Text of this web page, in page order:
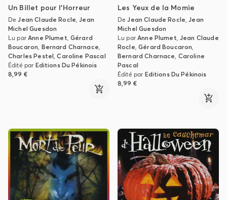
Un Billet pour l'Horreur
DeJean Claude Rocle,Jean
Michel Guesdon
Lu parAnne Plumet,Gérard
Boucaron, Bernard Charnace,
Charles Pestel,Caroline Pascal
Édité par Editions Du Pékinois
8,99 €
Les Yeux de la Momie
DeJean Claude Rocle,Jean
Michel Guesdon
Lu parAnne Plumet,Jean Claude
Rocle,Gérard Boucaron,
Bernard Charnace, Caroline
Pascal
Édité par Editions Du Pékinois
8,99 €